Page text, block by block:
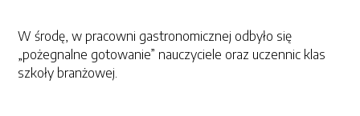
W środę, w pracowni gastronomicznej odbyło się
„pożegnalne gotowanie” nauczyciele oraz uczennic klas
szkoły branżowej.